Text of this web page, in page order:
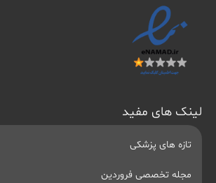
لینک های مفید
تازه های پزشکی
مجله تخصصی فروردین